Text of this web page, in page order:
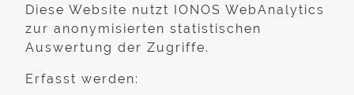
Diese Website nutzt IONOS WebAnalytics
zur anonymisierten statistischen
Auswertung der Zugriffe.
Erfasst werden: